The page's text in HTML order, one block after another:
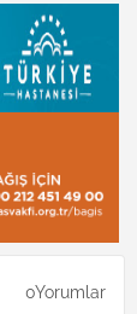
0Yorumlar